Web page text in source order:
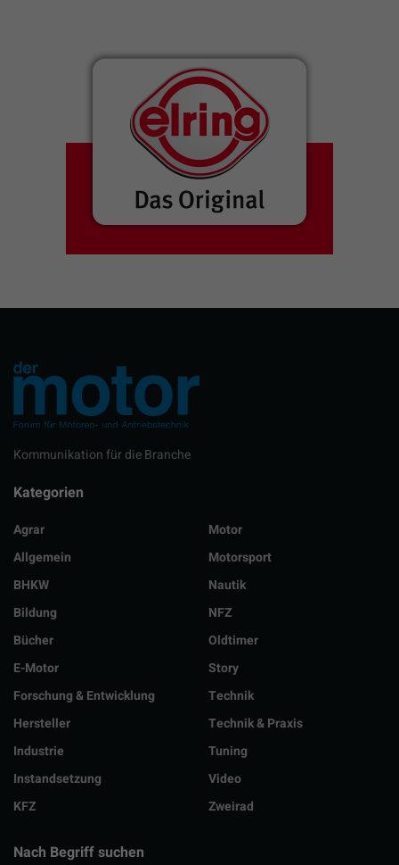
Kommunikation für die Branche
Kategorien
Agrar
Allgemein
BHKW
Bildung
Bücher
E-Motor
Forschung & Entwicklung
Hersteller
Industrie
Instandsetzung
KFZ
Motor
Motorsport
Nautik
NFZ
Oldtimer
Story
Technik
Technik & Praxis
Tuning
Video
Zweirad
Nach Begriff suchen